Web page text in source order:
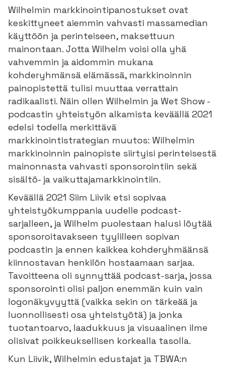
Wilhelmin markkinointipanostukset ovat
keskittyneet aiemmin vahvasti massamedian
käyttöön ja perinteiseen, maksettuun
mainontaan. Jotta Wilhelm voisi olla yhä
vahvemmin ja aidommin mukana
kohderyhmänsä elämässä, markkinoinnin
painopistettä tulisi muuttaa verrattain
radikaalisti. Näin ollen Wilhelmin ja Wet Show -
podcastin yhteistyön alkamista keväällä 2021
edelsi todella merkittävä
markkinointistrategian muutos: Wilhelmin
markkinoinnin painopiste siirtyisi perinteisestä
mainonnasta vahvasti sponsorointiin sekä
sisältö- ja vaikuttajamarkkinointiin.
Keväällä 2021 Siim Liivik etsi sopivaa
yhteistyökumppania uudelle podcast-
sarjalleen, ja Wilhelm puolestaan halusi löytää
sponsoroitavakseen tyylilleen sopivan
podcastin ja ennen kaikkea kohderyhmäänsä
kiinnostavan henkilön hostaamaan sarjaa.
Tavoitteena oli synnyttää podcast-sarja, jossa
sponsorointi olisi paljon enemmän kuin vain
logonäkyvyyttä (vaikka sekin on tärkeää ja
luonnollisesti osa yhteistyötä) ja jonka
tuotantoarvo, laadukkuus ja visuaalinen ilme
olisivat poikkeuksellisen korkealla tasolla.
Kun Liivik, Wilhelmin edustajat ja TBWA:n